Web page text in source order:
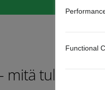
mitä tulee
Functional